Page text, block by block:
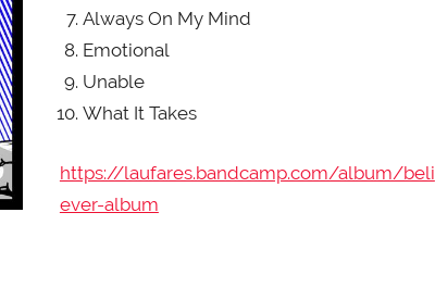
Always On My Mind
Emotional
Unable
What It Takes
https://laufares.bandcamp.com/album/beli
ever-album